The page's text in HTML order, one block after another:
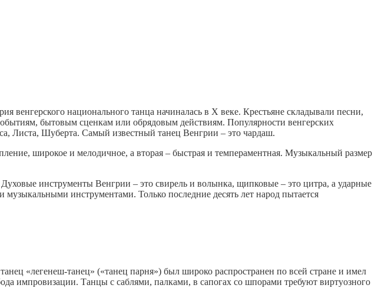
венгерского национального танца начиналась в X веке. Крестьяне складывали песни,
бытовым сценкам или обрядовым действиям. Популярности венгерских
Листа, Шуберта. Самый известный танец Венгрии – это чардаш.
широкое и мелодичное, а вторая – быстрая и темпераментная. Музыкальный размер
инструменты Венгрии – это свирель и волынка, щипковые – это цитра, а ударные
инструментами. Только последние десять лет народ пытается
«легенеш-танец» («танец парня») был широко распространен по всей стране и имел
импровизации. Танцы с саблями, палками, в сапогах со шпорами требуют виртуозного